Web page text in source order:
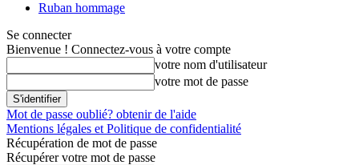
Ruban hommage
Se connecter
Bienvenue ! Connectez-vous à votre compte
votre nom d'utilisateur
votre mot de passe
Mot de passe oublié? obtenir de l'aide
Mentions légales et Politique de confidentialité
Récupération de mot de passe
Récupérer votre mot de passe